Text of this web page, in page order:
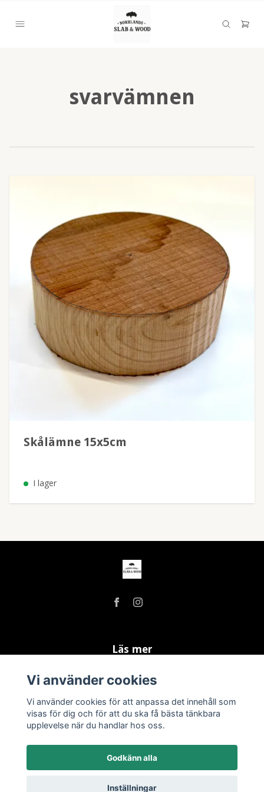
svarvämnen
Skålämne 15x5cm
I lager
Läs mer
Köpvillkor
Kontakt
Integritetspolicy
Vi använder cookies
Vi använder cookies för att anpassa det innehåll som
visas för dig och för att du ska få bästa tänkbara
upplevelse när du handlar hos oss.
Godkänn alla
Inställningar